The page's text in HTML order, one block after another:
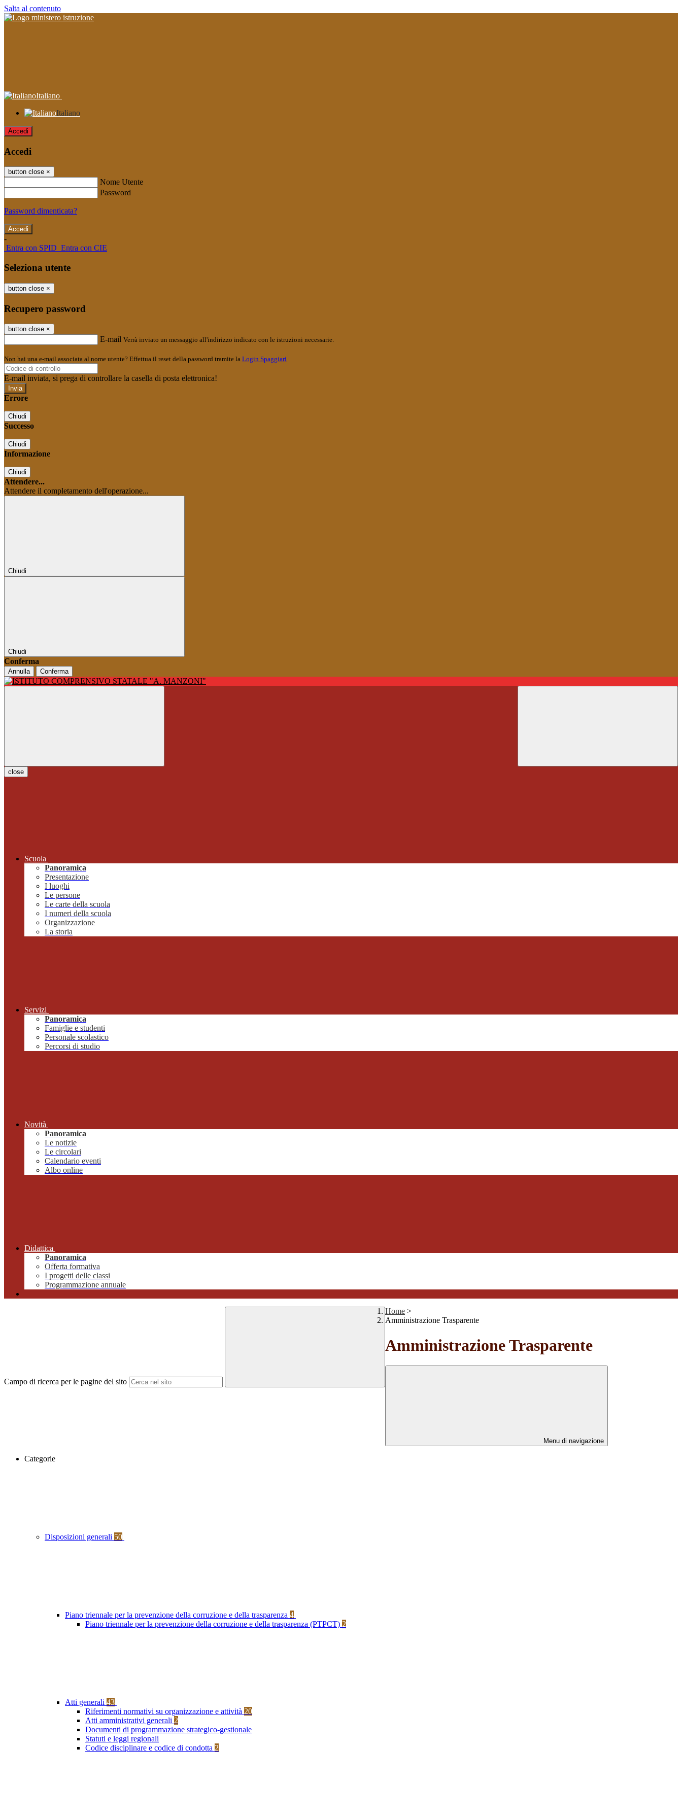
Salta al contenuto
Italiano
Italiano
Accedi
Accedi
button close ×
Nome Utente
Password
Password dimenticata?
-
Entra con SPID Entra con CIE
Seleziona utente
button close ×
Recupero password
button close ×
E-mail Verrà inviato un messaggio all'indirizzo indicato con le istruzioni necessarie.
Non hai una e-mail associata al nome utente? Effettua il reset della password tramite la Login Spaggiari
E-mail inviata, si prega di controllare la casella di posta elettronica!
Errore
Chiudi
Successo
Chiudi
Informazione
Chiudi
Attendere...
Attendere il completamento dell'operazione...
Chiudi
Chiudi
Conferma
Annulla Conferma
close
Scuola
Panoramica
Presentazione
I luoghi
Le persone
Le carte della scuola
I numeri della scuola
Organizzazione
La storia
Servizi
Panoramica
Famiglie e studenti
Personale scolastico
Percorsi di studio
Novità
Panoramica
Le notizie
Le circolari
Calendario eventi
Albo online
Didattica
Panoramica
Offerta formativa
I progetti delle classi
Programmazione annuale
Campo di ricerca per le pagine del sito
Home >
Amministrazione Trasparente
Amministrazione Trasparente
Menu di navigazione
Categorie
Disposizioni generali 50
Piano triennale per la prevenzione della corruzione e della trasparenza 4
Piano triennale per la prevenzione della corruzione e della trasparenza (PTPCT) 2
Atti generali 43
Riferimenti normativi su organizzazione e attività 20
Atti amministrativi generali 2
Documenti di programmazione strategico-gestionale
Statuti e leggi regionali
Codice disciplinare e codice di condotta 2